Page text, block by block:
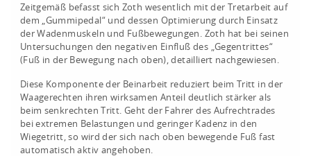
Zeitgemäß befasst sich Zoth wesentlich mit der Tretarbeit auf
dem „Gummipedal“ und dessen Optimierung durch Einsatz
der Wadenmuskeln und Fußbewegungen. Zoth hat bei seinen
Untersuchungen den negativen Einfluß des „Gegentrittes“
(Fuß in der Bewegung nach oben), detailliert nachgewiesen.
Diese Komponente der Beinarbeit reduziert beim Tritt in der
Waagerechten ihren wirksamen Anteil deutlich stärker als
beim senkrechten Tritt. Geht der Fahrer des Aufrechtrades
bei extremen Belastungen und geringer Kadenz in den
Wiegetritt, so wird der sich nach oben bewegende Fuß fast
automatisch aktiv angehoben.